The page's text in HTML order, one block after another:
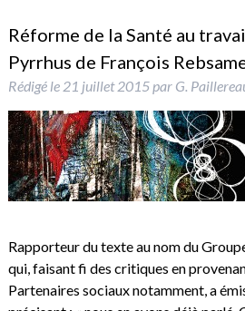
Réforme de la Santé au
Pyrrhus de François
Rédigé le 21 juillet 2015par G.
Rapporteur du texte au nom du
qui, faisant fi des critiques en
Partenaires sociaux notamment, a